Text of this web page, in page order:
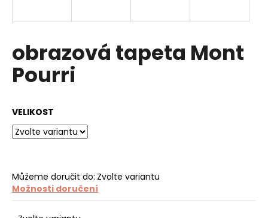
obrazová tapeta Mont
Pourri
VELIKOST
Můžeme doručit do: Zvolte variantu
Možnosti doručení
í
t
?
D
o